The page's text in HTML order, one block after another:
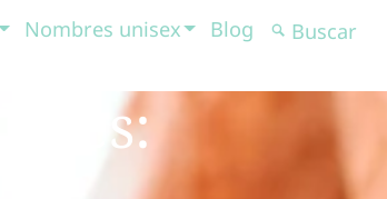
Nombres unisex Blog